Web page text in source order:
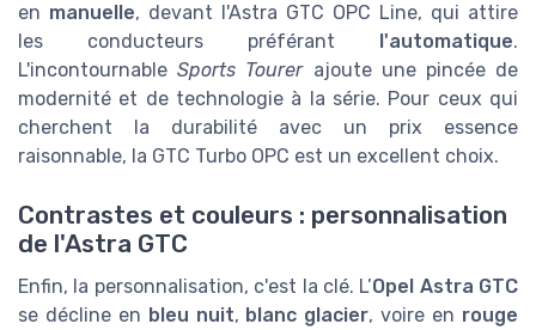
en manuelle, devant l'Astra GTC OPC Line, qui attire
les conducteurs préférant
l'automatique.
L'incontournableSports Tourerajoute une pincée de
modernité et de technologie à la série. Pour ceux qui
cherchent la durabilité avec un prix essence
raisonnable, la GTC Turbo OPC est un excellent choix.
Contrastes et couleurs : personnalisation
de l'Astra GTC
Enfin, la personnalisation, c'est la clé. L’Opel Astra GTC
se décline en bleu nuit, blanc glacier, voire en rouge